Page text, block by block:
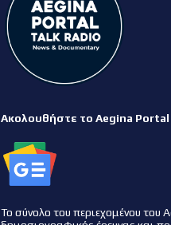
Ακολουθήστε το Aegina
Το σύνολο του περιεχομένου του